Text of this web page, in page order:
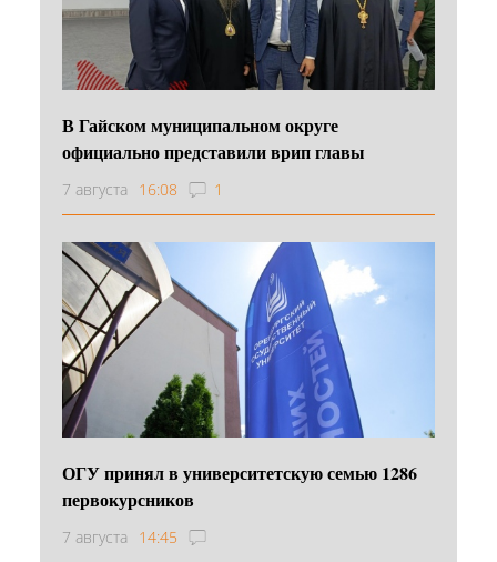
В Гайском муниципальном округе
официально представили врип главы
7 августа 16:08 1
ОГУ принял в университетскую семью 1286
первокурсников
7 августа 14:45